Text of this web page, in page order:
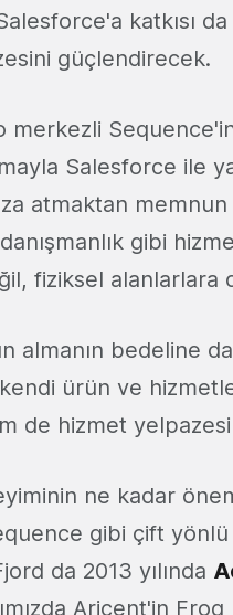
katkısı
güçlendirecek.
merkezli
Salesforce ile
atmaktan
gibi
fiziksel alanlarlara
almanın bedeline
ürün ve
de hizmet
ne kadar
gibi çift yönlü
da 2013 yılında
Aricent'in Frog